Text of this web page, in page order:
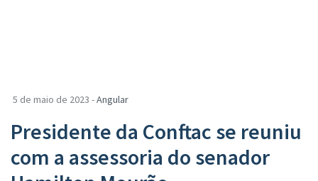
5 de maio de 2023 -Angular
Presidente da Conftac se reuniu
com a assessoria do senador